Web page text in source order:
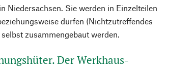
Niedersachsen. Sie werden in Einzelteilen
dürfen (Nichtzutreffendes
zusammengebaut werden.
Der Werkhaus-